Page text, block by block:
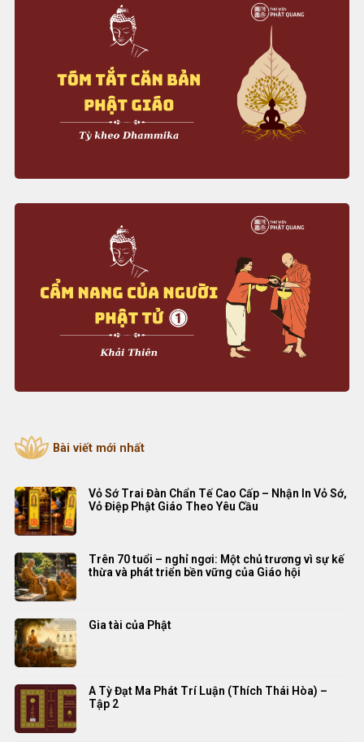
Bài viết mới nhất
Vỏ Sớ Trai Đàn Chẩn Tế Cao Cấp – Nhận In Vỏ Sớ,
Vỏ Điệp Phật Giáo Theo Yêu Cầu
Trên 70 tuổi – nghỉ ngơi: Một chủ trương vì sự kế
thừa và phát triển bền vững của Giáo hội
Gia tài của Phật
A Tỳ Đạt Ma Phát Trí Luận (Thích Thái Hòa) –
Tập 2